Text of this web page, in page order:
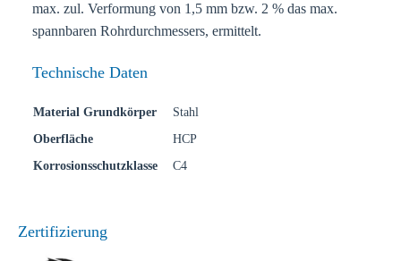
max. zul. Verformung von 1,5 mm bzw. 2 % das max.
spannbaren Rohrdurchmessers, ermittelt.
Technische Daten
Material Grundkörper
Stahl
Oberfläche
HCP
Korrosionsschutzklasse
C4
Zertifizierung